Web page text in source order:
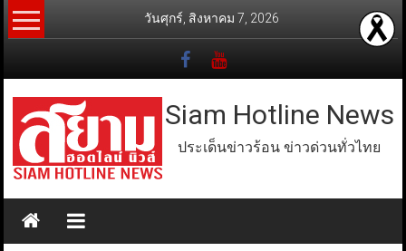
Skip
to
วันศุกร์, สิงหาคม 7, 2026
Siam Hotline News
ประเด็นข่าวร้อน ข่าวด่วนทั่วไทย